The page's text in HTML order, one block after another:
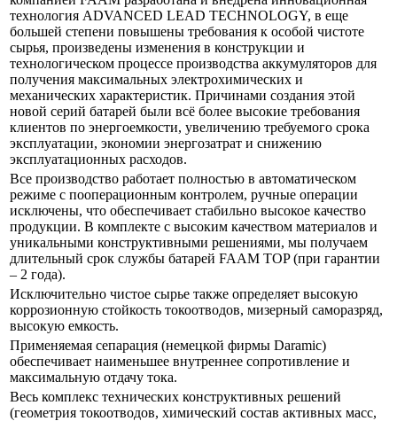
технология ADVANCED LEAD TECHNOLOGY, в еще
большей степени повышены требования к особой чистоте
сырья, произведены изменения в конструкции и
технологическом процессе производства аккумуляторов для
получения максимальных электрохимических и
механических характеристик. Причинами создания этой
новой серий батарей были всё более высокие требования
клиентов по энергоемкости, увеличению требуемого срока
эксплуатации, экономии энергозатрат и снижению
эксплуатационных расходов.
Все производство работает полностью в автоматическом
режиме с пооперационным контролем, ручные операции
исключены, что обеспечивает стабильно высокое качество
продукции. В комплекте с высоким качеством материалов и
уникальными конструктивными решениями, мы получаем
длительный срок службы батарей FAAM TOP (при гарантии
– 2 года).
Исключительно чистое сырье также определяет высокую
коррозионную стойкость токоотводов, мизерный саморазряд,
высокую емкость.
Применяемая сепарация (немецкой фирмы Daramic)
обеспечивает наименьшее внутреннее сопротивление и
максимальную отдачу тока.
Весь комплекс технических конструктивных решений
(геометрия токоотводов, химический состав активных масс,